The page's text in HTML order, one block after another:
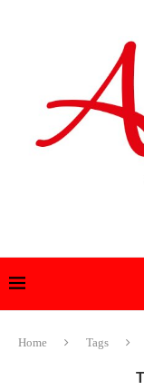
Home Tags